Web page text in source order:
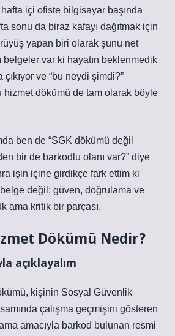
içi ofiste bilgisayar başında
sonu da biraz kafayı dağıtmak için
yapan biri olarak şunu net
belgeler var ki hayatın beklenmedik
çıkıyor ve “bu neydi şimdi?”
hizmet dökümü de tam olarak böyle
ben de “SGK dökümü değil
bir de barkodlu olanı var?” diye
işin içine girdikçe fark ettim ki
değil; güven, doğrulama ve
ama kritik bir parçası.
Dökümü Nedir?
açıklayalım
kişinin Sosyal Güvenlik
çalışma geçmişini gösteren
amacıyla barkod bulunan resmi